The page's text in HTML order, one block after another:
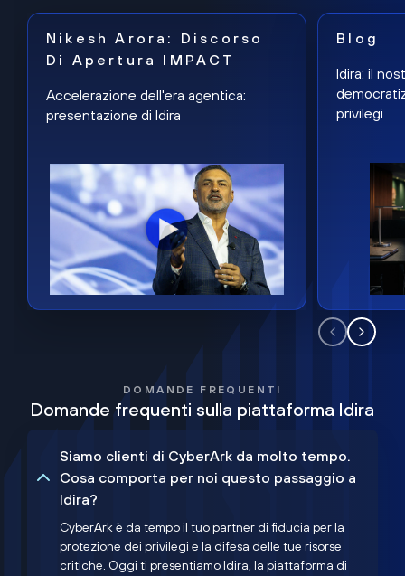
Nikesh Arora: Discorso
Di Apertura IMPACT
Accelerazione dell'era agentica:
presentazione di Idira
Blog
Idira: il
privilegi
DOMANDE FREQUENTI
Domande frequenti sulla piattaforma Idira
Siamo clienti di CyberArk da molto tempo.
Cosa comporta per noi questo passaggio a
Idira?
CyberArk è da tempo il tuo partner di fiducia per la
protezione dei privilegi e la difesa delle tue risorse
critiche. Oggi ti presentiamo Idira, la piattaforma di